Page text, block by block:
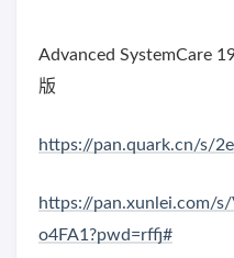
Advanced SystemCare
版
https://pan.quark.cn/s/
https://pan.xunlei.com/
o4FA1?pwd=rffj#